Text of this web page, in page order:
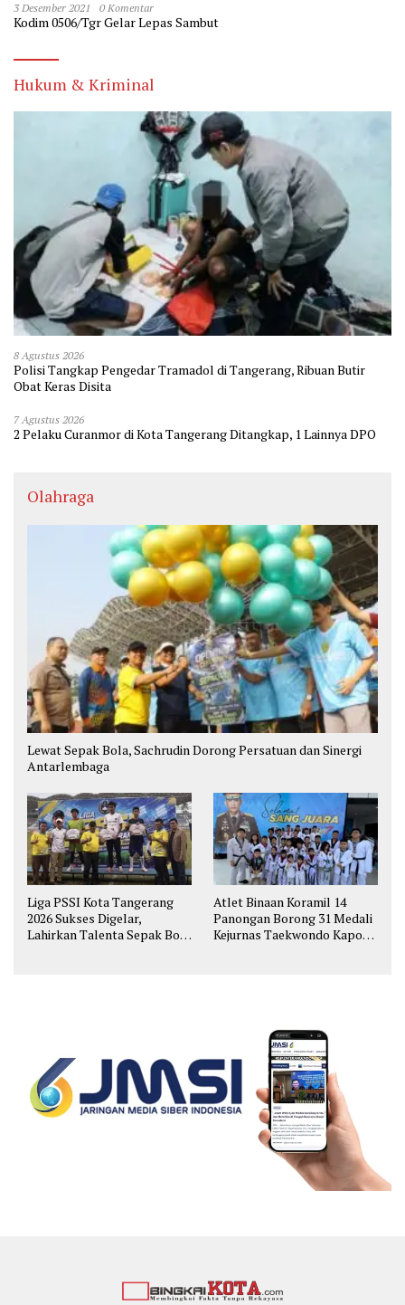
3 Desember 2021 0 Komentar
Kodim 0506/Tgr Gelar Lepas Sambut
Hukum & Kriminal
8 Agustus 2026
Polisi Tangkap Pengedar Tramadol di Tangerang, Ribuan Butir
Obat Keras Disita
7 Agustus 2026
2 Pelaku Curanmor di Kota Tangerang Ditangkap, 1 Lainnya DPO
Olahraga
Lewat Sepak Bola, Sachrudin Dorong Persatuan dan Sinergi
Antarlembaga
Liga PSSI Kota Tangerang
2026 Sukses Digelar,
Lahirkan Talenta Sepak Bola
Atlet Binaan Koramil 14
Panongan Borong 31 Medali
Kejurnas Taekwondo Kapolri